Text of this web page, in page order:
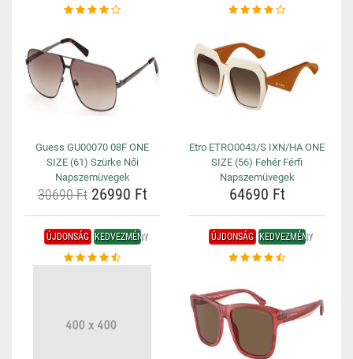
Guess GU00070 08F ONE
SIZE (61) Szürke Női
Napszemüvegek
30690 Ft26990 Ft
Etro ETRO0043/S IXN/HA ONE
SIZE (56) Fehér Férfi
Napszemüvegek
64690 Ft
ÚJDONSÁG KEDVEZMÉNY ÚJDONSÁG KEDVEZMÉNY